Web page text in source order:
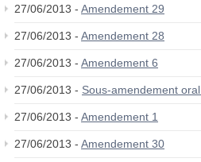
27/06/2013 - Amendement 29
27/06/2013 - Amendement 28
27/06/2013 - Amendement 6
27/06/2013 - Sous-amendement oral
27/06/2013 - Amendement 1
27/06/2013 - Amendement 30